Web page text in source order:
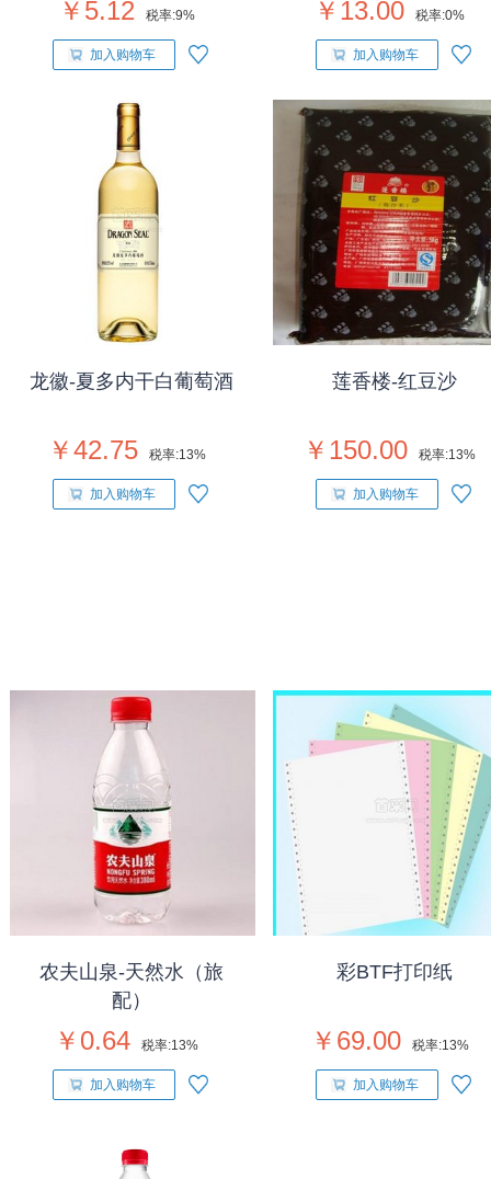
￥5.12 税率:9%
加入购物车
￥13.00 税率:0%
加入购物车
龙徽-夏多内干白葡萄酒
￥42.75 税率:13%
加入购物车
莲香楼-红豆沙
￥150.00 税率:13%
加入购物车
农夫山泉-天然水（旅
配）
￥0.64 税率:13%
加入购物车
彩BTF打印纸
￥69.00 税率:13%
加入购物车